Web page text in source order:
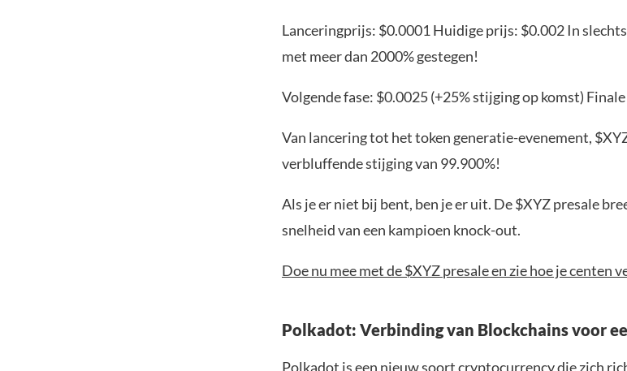
Lanceringprijs: $0.0001 Huidige prijs: $0.002 In
met meer dan 2000% gestegen!
Volgende fase: $0.0025 (+25% stijging op komst)
Van lancering tot het token generatie-evenement,
verbluffende stijging van 99.900%!
Als je er niet bij bent, ben je er uit. De $XYZ presale
snelheid van een kampioen knock-out.
Doe nu mee met de $XYZ presale en zie hoe je centen
Polkadot: Verbinding van Blockchains voor
Polkadot is een nieuw soort cryptocurrency die zich